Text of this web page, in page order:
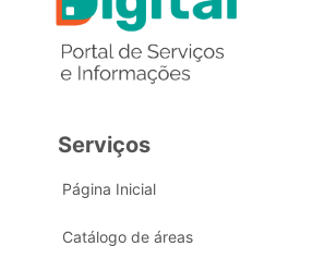
Serviços
Página Inicial
Catálogo de áreas